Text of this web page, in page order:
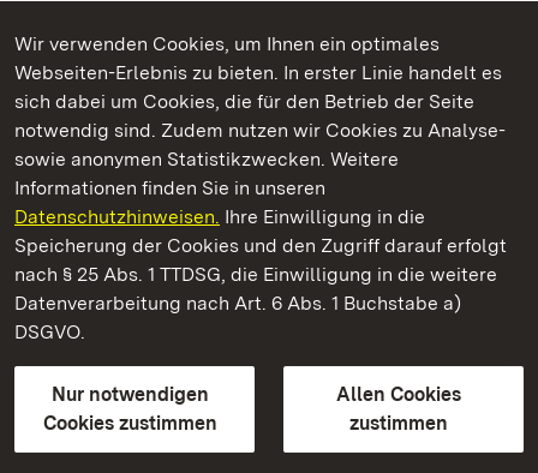
Wir verwenden Cookies, um Ihnen ein optimales
Webseiten-Erlebnis zu bieten. In erster Linie handelt es
sich dabei um Cookies, die für den Betrieb der Seite
notwendig sind. Zudem nutzen wir Cookies zu Analyse-
sowie anonymen Statistikzwecken. Weitere
Informationen finden Sie in unseren
Datenschutzhinweisen. Ihre Einwilligung in die
Speicherung der Cookies und den Zugriff darauf erfolgt
nach § 25 Abs. 1 TTDSG, die Einwilligung in die weitere
Datenverarbeitung nach Art. 6 Abs. 1 Buchstabe a)
DSGVO.
Nur notwendigen
Cookies zustimmen
Allen Cookies
zustimmen
Kommen. Staunen. Genießen.
Staatliche Schlösser und Gärten Baden‑Württemberg
Staatliche Schlösser und Gärten Baden-Württemberg
Kontakt
GebärdenspracheLeichte Sprache
Erklärung zur Barrierefreiheit
BITV-konform (geprüfte Seiten)